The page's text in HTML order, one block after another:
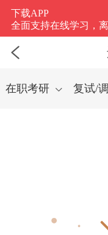
在职考研 复试/
下载APP
全面支持在线学习，